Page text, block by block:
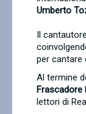
Umberto
Il
per cantare
Al termine
Frascadore
lettori di